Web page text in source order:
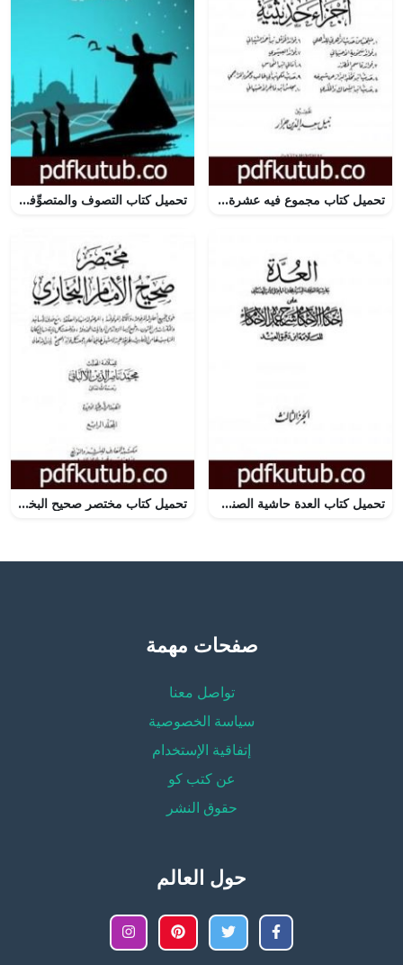
تحميل كتاب مجموع فيه عشرة أجزاء حديثية PDF تأليف مجموعة من المؤلفين مجانا [كامل] تحميل كتاب التصوف والمتصوِّفة PDF تأليف عبد الله حسين مجانا [كامل]
تحميل كتاب العدة حاشية الصنعاني على إحكام الأحكام على شرح عمدة الأحكام – المجلد الثالث PDF تأليف محمد بن إسماعيل الأمير الصنعاني مجانا [كامل] تحميل كتاب مختصر صحيح البخاري – المجلد الرابع: المرضى – التوحيد PDF تأليف محمد ناصر الدين الألباني مجانا [كامل]
صفحات مهمة
تواصل معنا
سياسة الخصوصية
إتفاقية الإستخدام
عن كتب كو
حقوق النشر
حول العالم